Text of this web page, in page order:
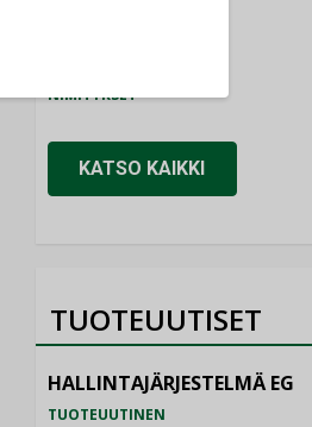
NIMITYKSET
KATSO KAIKKI
TUOTEUUTISET
HALLINTAJÄRJESTELMÄ EG
TUOTEUUTINEN